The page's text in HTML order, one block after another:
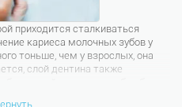
приходится сталкиваться
кариеса молочных зубов у
тоньше, чем у взрослых, она
слой дентина также